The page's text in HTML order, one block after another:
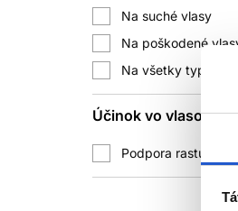
Maska
Na suché vlasy
Na poškodené
Na všetky typy
Účinok vo vlasoch
Podpora rastu